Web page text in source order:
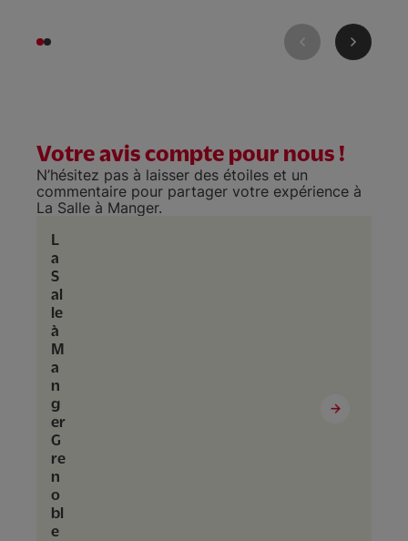
Votre avis compte pour nous !
N’hésitez pas à laisser des étoiles et un
commentaire pour partager votre expérience à
La Salle à Manger.
L
a
S
al
le
à
M
a
n
g
er
G
re
n
o
bl
e